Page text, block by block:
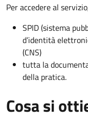
Per accedere al
SPID (sistema
d’identità
(CNS)
tutta la
della pratica.
Cosa si